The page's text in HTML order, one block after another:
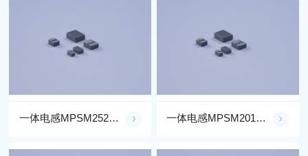
一体电感MPSM252008BV1R0M**-LF 一体电感MPSM201612BE2R2M**-LF